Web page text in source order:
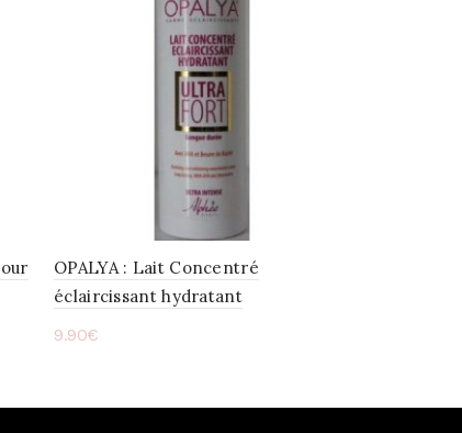
OPALYA : Lait Concentré
éclaircissant hydratant
9.90€